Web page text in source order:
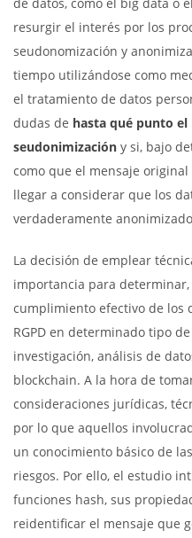
resurgir el interés por los
seudonomización y
tiempo utilizándose como
el tratamiento de datos
dudas de hasta qué punto el
seudonimización y si, bajo
como que el mensaje
llegar a considerar que los
verdaderamente
La decisión de emplear
importancia para determinar,
cumplimiento efectivo de los
RGPD en determinado tipo
investigación, análisis de
blockchain. A la hora de
consideraciones jurídicas,
por lo que aquellos
un conocimiento básico de
riesgos. Por ello, el estudio
funciones hash, sus
reidentificar el mensaje que